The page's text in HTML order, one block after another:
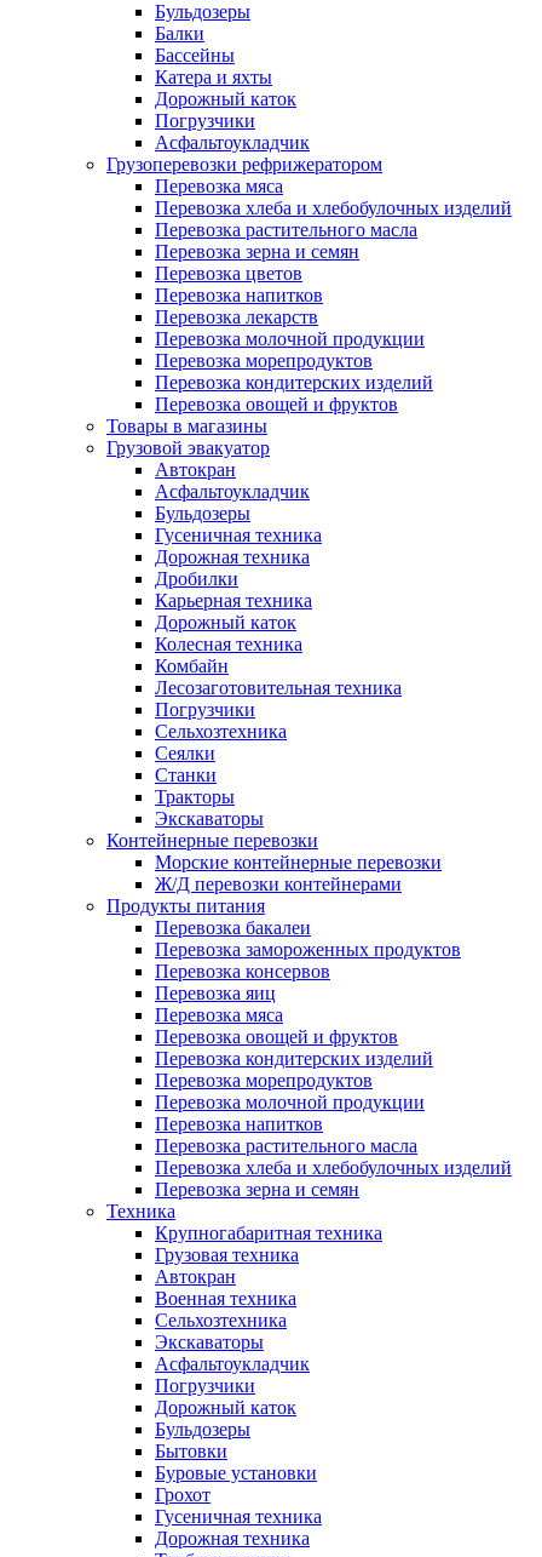
Бульдозеры
Балки
Бассейны
Катера и яхты
Дорожный каток
Погрузчики
Асфальтоукладчик
Грузоперевозки рефрижератором
Перевозка мяса
Перевозка хлеба и хлебобулочных изделий
Перевозка растительного масла
Перевозка зерна и семян
Перевозка цветов
Перевозка напитков
Перевозка лекарств
Перевозка молочной продукции
Перевозка морепродуктов
Перевозка кондитерских изделий
Перевозка овощей и фруктов
Товары в магазины
Грузовой эвакуатор
Автокран
Асфальтоукладчик
Бульдозеры
Гусеничная техника
Дорожная техника
Дробилки
Карьерная техника
Дорожный каток
Колесная техника
Комбайн
Лесозаготовительная техника
Погрузчики
Сельхозтехника
Сеялки
Станки
Тракторы
Экскаваторы
Контейнерные перевозки
Морские контейнерные перевозки
Ж/Д перевозки контейнерами
Продукты питания
Перевозка бакалеи
Перевозка замороженных продуктов
Перевозка консервов
Перевозка яиц
Перевозка мяса
Перевозка овощей и фруктов
Перевозка кондитерских изделий
Перевозка морепродуктов
Перевозка молочной продукции
Перевозка напитков
Перевозка растительного масла
Перевозка хлеба и хлебобулочных изделий
Перевозка зерна и семян
Техника
Крупногабаритная техника
Грузовая техника
Автокран
Военная техника
Сельхозтехника
Экскаваторы
Асфальтоукладчик
Погрузчики
Дорожный каток
Бульдозеры
Бытовки
Буровые установки
Грохот
Гусеничная техника
Дорожная техника